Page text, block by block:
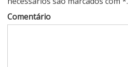
Comentário